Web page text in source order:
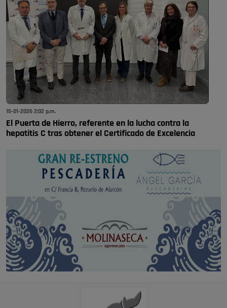
15-01-2026 2:02 p.m.
El Puerta de Hierro, referente en la lucha contra la
hepatitis C tras obtener el Certificado de Excelencia